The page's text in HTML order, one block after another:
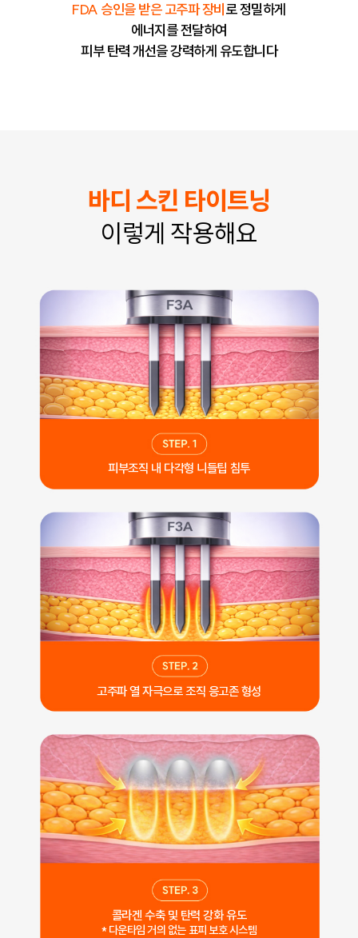
FDA 승인을 받은 고주파 장비 로 정밀하게
에너지를 전달하여
피부 탄력 개선을 강력하게 유도합니다
바디 스킨 타이트닝
이렇게 작용해요
피부조직 내 다각형 니들팁 침투
고주파 열 자극으로 조직 응고존 형성
콜라겐 수축 및 탄력 강화 유도
* 다운타임 거의 없는 표피 보호 시스템